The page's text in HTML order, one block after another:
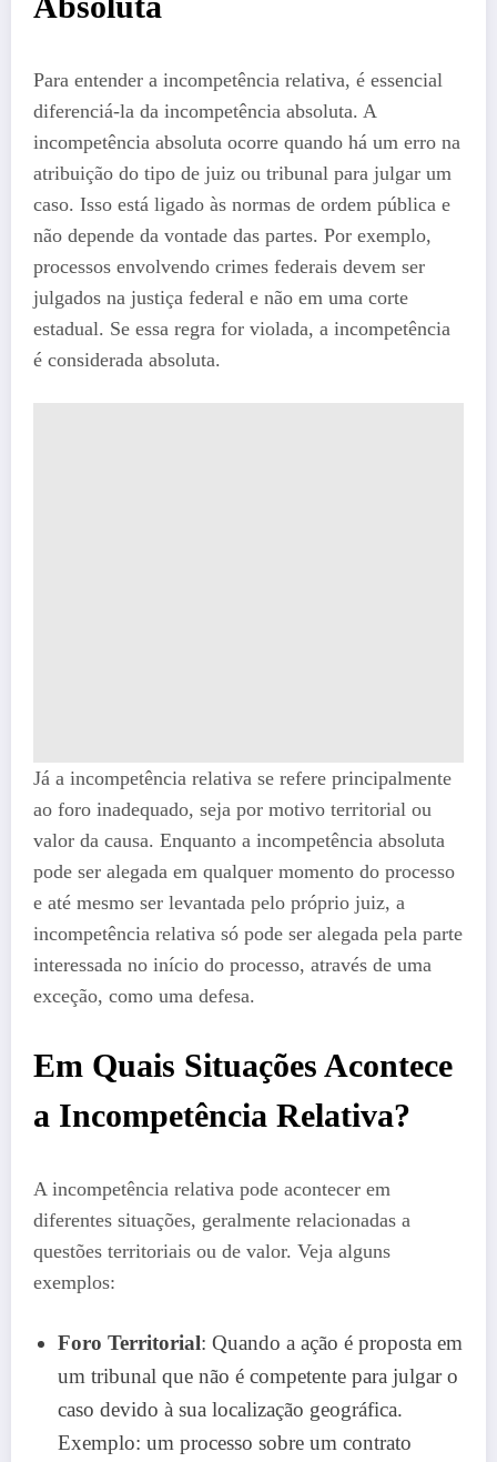
Para entender a incompetência relativa, é essencial
diferenciá-la da incompetência absoluta. A
incompetência absoluta ocorre quando há um erro na
atribuição do tipo de juiz ou tribunal para julgar um
caso. Isso está ligado às normas de ordem pública e
não depende da vontade das partes. Por exemplo,
processos envolvendo crimes federais devem ser
julgados na justiça federal e não em uma corte
estadual. Se essa regra for violada, a incompetência
é considerada absoluta.
Já a incompetência relativa se refere principalmente
ao foro inadequado, seja por motivo territorial ou
valor da causa. Enquanto a incompetência absoluta
pode ser alegada em qualquer momento do processo
e até mesmo ser levantada pelo próprio juiz, a
incompetência relativa só pode ser alegada pela parte
interessada no início do processo, através de uma
exceção, como uma defesa.
Em Quais Situações Acontece
a Incompetência Relativa?
A incompetência relativa pode acontecer em
diferentes situações, geralmente relacionadas a
questões territoriais ou de valor. Veja alguns
exemplos:
Foro Territorial: Quando a ação é proposta em
um tribunal que não é competente para julgar o
caso devido à sua localização geográfica.
Exemplo: um processo sobre um contrato